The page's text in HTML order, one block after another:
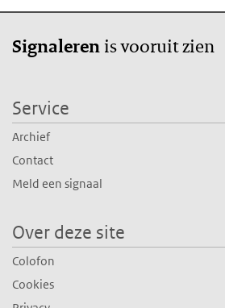
Signalerenis vooruit zien
Service
Archief
Contact
Meld een signaal
Over deze site
Colofon
Cookies